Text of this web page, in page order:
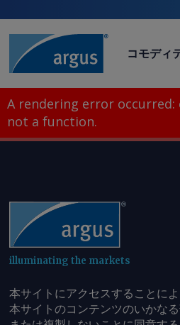
コモディ
A rendering error occurred:
not a function.
illuminating the markets
本サイトにアクセスすることに
本サイトのコンテンツのいかな